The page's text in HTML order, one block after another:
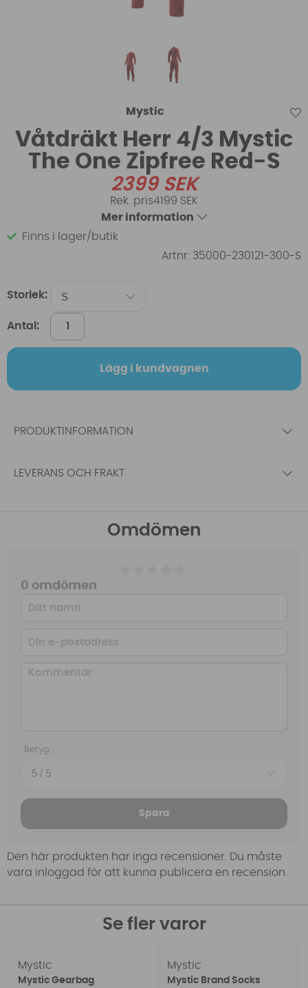
Mystic
Våtdräkt Herr 4/3 Mystic
The One Zipfree Red-S
2399SEK
4199 SEK
Mer information
Finns i lager/butik
Artnr: 35000-230121-300-S
Storlek:
Antal:
Lägg i kundvagnen
PRODUKTINFORMATION
LEVERANS OCH FRAKT
Omdömen
0 omdömen
Betyg
Spara
Den här produkten har inga recensioner. Du måste
vara inloggad för att kunna publicera en recension.
Se fler varor
Mystic
Mystic Gearbag
Mystic
Mystic Brand Socks